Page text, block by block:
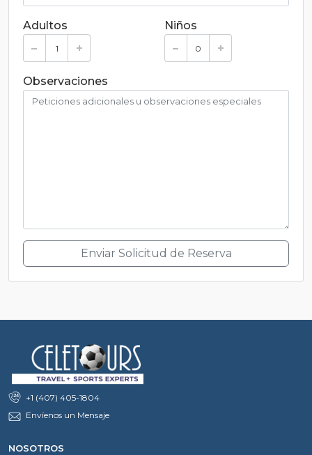
Adultos Niños
Observaciones
Enviar Solicitud de Reserva
+1 (407) 405-1804
Envíenos un Mensaje
NOSOTROS